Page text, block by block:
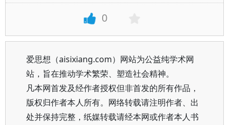
0
爱思想（aisixiang.com）网站为公益纯学术网
站，旨在推动学术繁荣、塑造社会精神。
凡本网首发及经作者授权但非首发的所有作品，
版权归作者本人所有。网络转载请注明作者、出
处并保持完整，纸媒转载请经本网或作者本人书